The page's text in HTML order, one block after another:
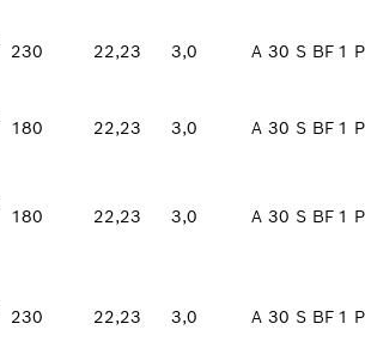
230 22,23 3,0 A 30 S BF 1
180 22,23 3,0 A 30 S BF 1
180 22,23 3,0 A 30 S BF 1
230 22,23 3,0 A 30 S BF 1